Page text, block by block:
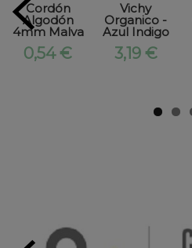
Cordón
Algodón
4mm Malva
0,54 €
Vichy
Organico -
Azul Indigo
3,19 €